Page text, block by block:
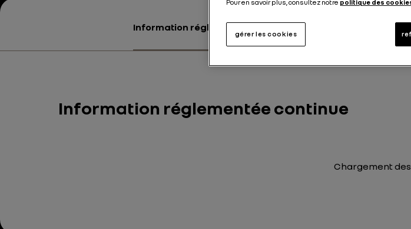
Information réglementée continue
Information réglementée continue
Chargement des
Pour en savoir plus, consultez notre politique des
gérer les cookies